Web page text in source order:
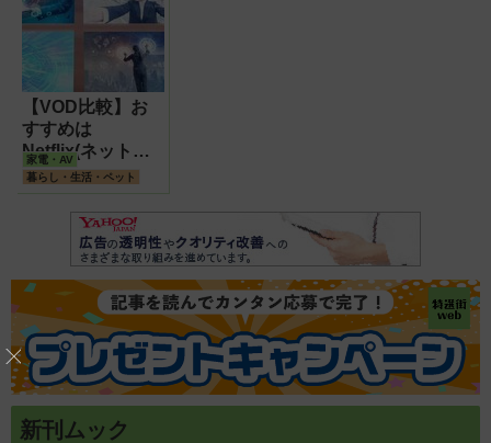
【VOD比較】お
すすめは
Netflix(ネットフ
リックス)と
ビデオ!動画配信
サービスの特徴・
選び方を解説
家電・AV
暮らし・生活・ペット
新刊ムック